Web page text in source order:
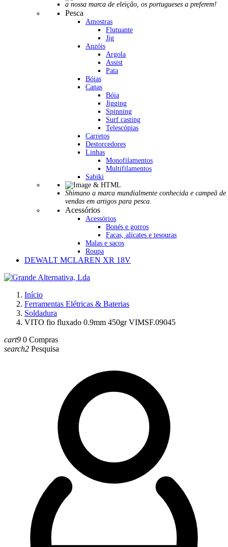
a nossa marca de eleição, os portugueses a preferem!
Pesca
Amostras
Flutuante
Jig
Anzóis
Argola
Assist
Pata
Bóias
Canas
Bóia
Jigging
Spinning
Surf casting
Telescópias
Carretos
Destorcedores
Linhas
Monofilamentos
Multifilamentos
Sabiki
Shimano a marca mundialmente conhecida e campeã de
vendas em artigos para pesca.
Acessórios
Acessórios
Bonés e gorros
Facas, alicates e tesouras
Malas e sacos
Roupa
DEWALT MCLAREN XR 18V
Início
Ferramentas Elétricas & Baterias
Soldadura
VITO fio fluxado 0.9mm 450gr VIMSF.09045
cart9 0 Compras
search2 Pesquisa